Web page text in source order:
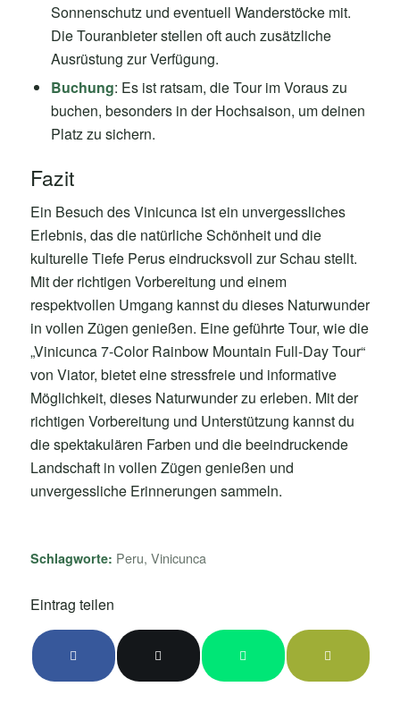
Sonnenschutz und eventuell Wanderstöcke mit.
Die Touranbieter stellen oft auch zusätzliche
Ausrüstung zur Verfügung.
Buchung: Es ist ratsam, die Tour im Voraus zu
buchen, besonders in der Hochsaison, um deinen
Platz zu sichern.
Fazit
Ein Besuch des Vinicunca ist ein unvergessliches
Erlebnis, das die natürliche Schönheit und die
kulturelle Tiefe Perus eindrucksvoll zur Schau stellt.
Mit der richtigen Vorbereitung und einem
respektvollen Umgang kannst du dieses Naturwunder
in vollen Zügen genießen. Eine geführte Tour, wie die
„Vinicunca 7-Color Rainbow Mountain Full-Day Tour“
von Viator, bietet eine stressfreie und informative
Möglichkeit, dieses Naturwunder zu erleben. Mit der
richtigen Vorbereitung und Unterstützung kannst du
die spektakulären Farben und die beeindruckende
Landschaft in vollen Zügen genießen und
unvergessliche Erinnerungen sammeln.
Schlagworte: Peru, Vinicunca
Eintrag teilen